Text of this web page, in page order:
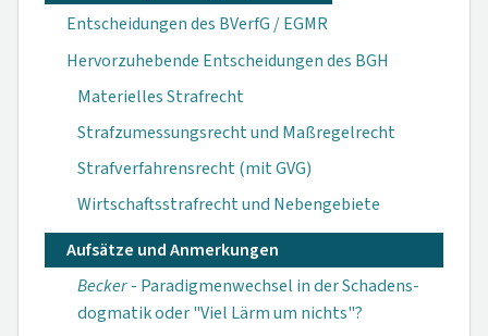
Entscheidungen des BVerfG / EGMR
Hervorzuhebende Entscheidungen des BGH
Materielles Strafrecht
Strafzumessungsrecht und Maßregelrecht
Strafverfahrensrecht (mit GVG)
Wirtschaftsstrafrecht und Nebengebiete
Aufsätze und Anmerkungen
Becker- Paradigmen­wechsel in der Schadens­
dogmatik oder "Viel Lärm um nichts"?